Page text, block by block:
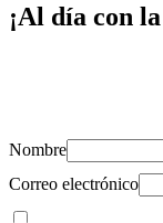
¡Al día con
Nombre
Correo electrónico